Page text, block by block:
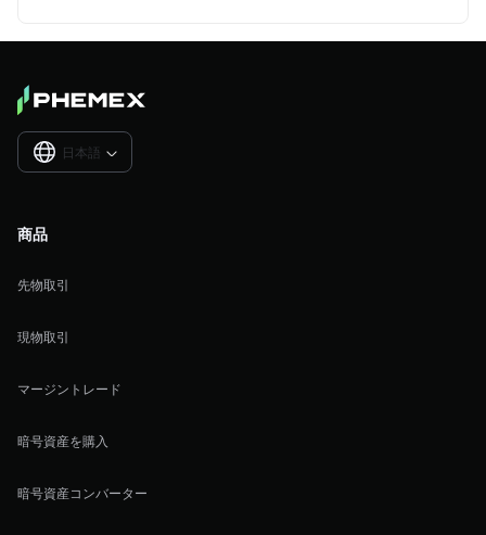
日本語 
商品
先物取引
現物取引
マージントレード
暗号資産を購入
暗号資産コンバーター